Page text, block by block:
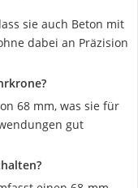
sie auch Beton mit
dabei an Präzision
68 mm, was sie für
gut